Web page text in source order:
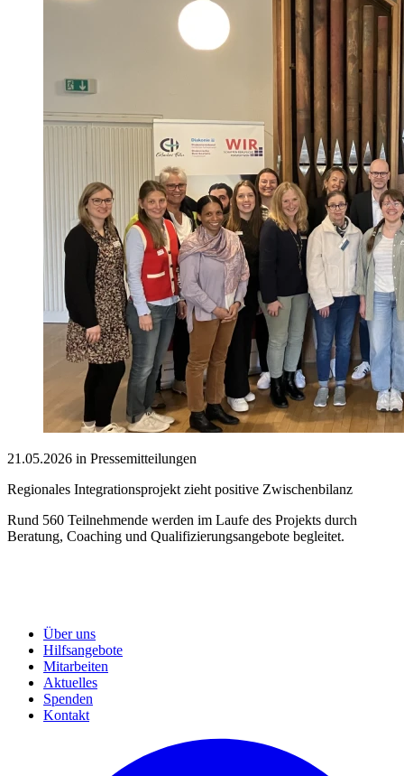
21.05.2026 in Pressemitteilungen
Regionales Integrationsprojekt zieht positive Zwischenbilanz
Rund 560 Teilnehmende werden im Laufe des Projekts durch
Beratung, Coaching und Qualifizierungsangebote begleitet.
Über uns
Hilfsangebote
Mitarbeiten
Aktuelles
Spenden
Kontakt